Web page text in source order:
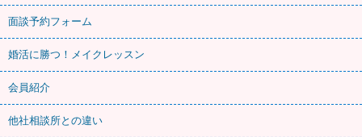
面談予約フォーム
婚活に勝つ！メイクレッスン
会員紹介
他社相談所との違い